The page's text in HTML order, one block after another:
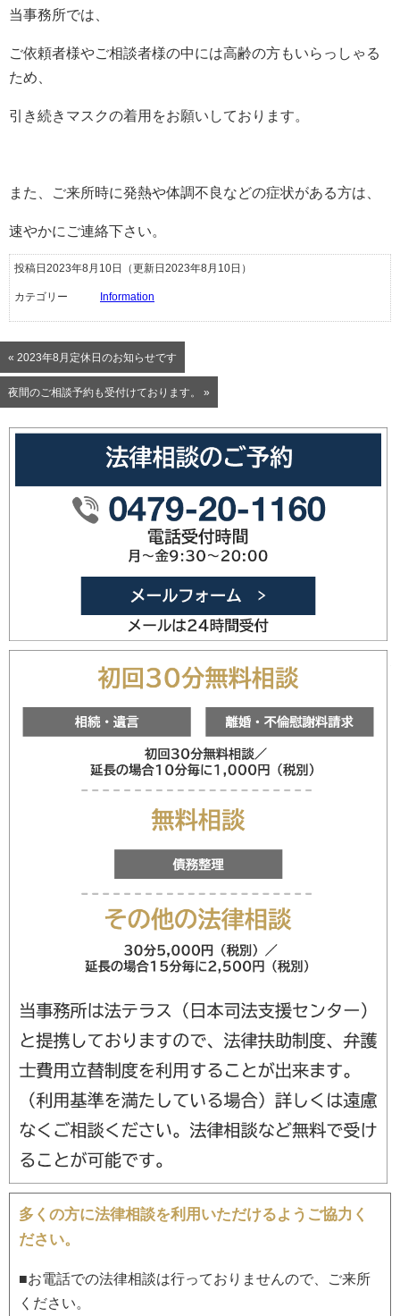
当事務所では、
ご依頼者様やご相談者様の中には高齢の方もいらっしゃる
ため、
引き続きマスクの着用をお願いしております。
また、ご来所時に発熱や体調不良などの症状がある方は、
速やかにご連絡下さい。
投稿日2023年8月10日 （更新日2023年8月10日）
カテゴリー Information
« 2023年8月定休日のお知らせです
夜間のご相談予約も受付けております。 »
多くの方に法律相談を利用いただけるようご協力く
ださい。
■お電話での法律相談は行っておりませんので、ご来所
ください。